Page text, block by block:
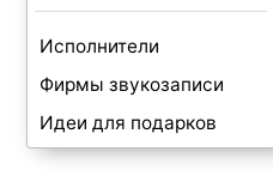
Исполнители
Фирмы звукозаписи
Идеи для подарков